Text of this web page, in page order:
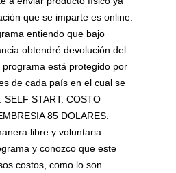
que se imparte es online.
entiendo que bajo
obtendré devolución del
está protegido por
de cada país en el cual se
START: COSTO
85 DOLARES.
libre y voluntaria
y conozco que este
costos, como lo son